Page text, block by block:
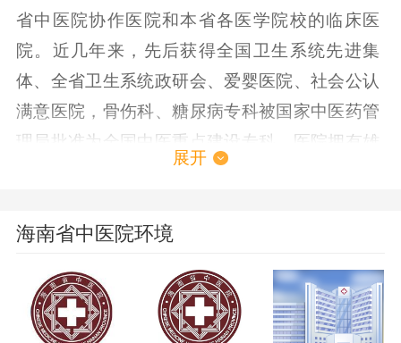
省中医院协作医院和本省各医学院校的临床医
院。近几年来，先后获得全国卫生系统先进集
体、全省卫生系统政研会、爱婴医院、社会公认
满意医院，骨伤科、糖尿病专科被国家中医药管
理局批准为全国中医重点建设专科。医院拥有雄
厚的技术力量，具有一批由国家特贴专家，省优
医师、副主任医师以上高级职称人才组成的专家
境优美，医疗设施先进，医院将以精湛的医疗技
术，优质的医疗质量为广大患者提供一流的中医
展开
海南省中医院环境